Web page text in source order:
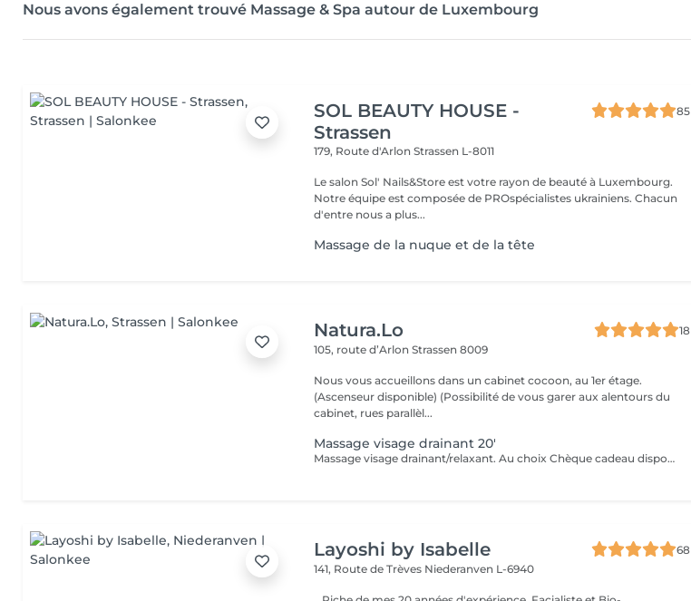
Nous avons également trouvé Massage & Spa autour de Luxembourg
SOL BEAUTY HOUSE -
Strassen
85
179, Route d'ArlonStrassen L-8011
Le salon Sol' Nails&Store est votre rayon de beauté à Luxembourg.
Notre équipe est composée de PROspécialistes ukrainiens. Chacun
d'entre nous a plus...
Massage de la nuque et de la tête
Natura.Lo
18
105, route d’ArlonStrassen 8009
Nous vous accueillons dans un cabinet cocoon, au 1er étage.
(Ascenseur disponible) (Possibilité de vous garer aux alentours du
cabinet, rues parallèl...
Massage visage drainant 20'
Massage visage drainant/relaxant. Au choix Chèque cadeau disponible (Montant de votre choix, celui-ci est à indiquer lors de votre demande)
Layoshi by Isabelle
68
141, Route de Trèves Niederanven L-6940